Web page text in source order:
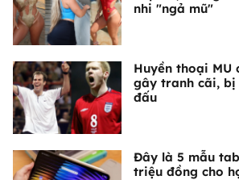
nhi "ngả mũ"
Huyền thoại MU
gây tranh cãi, bị
đấu
Đây là 5 mẫu
triệu đồng cho